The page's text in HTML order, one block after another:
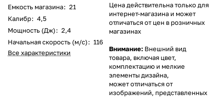
Емкость магазина: 21
Калибр: 4,5
Мощность (Дж): 2,4
Начальная скорость (м/с): 116
Все характеристики
Цена действительна только для
интернет-магазина и может
отличаться от цен в розничных
магазинах
Внимание: Внешний вид
товара, включая цвет,
комплектацию и мелкие
элементы дизайна,
может отличаться от
изображений, представленных